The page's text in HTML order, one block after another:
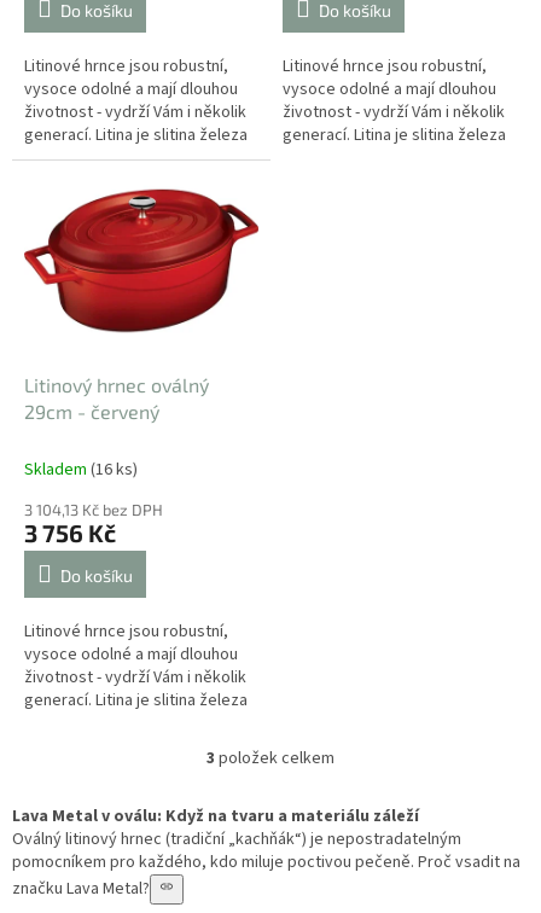
Do košíku
Litinové hrnce jsou robustní,
vysoce odolné a mají dlouhou
životnost - vydrží Vám i několik
generací. Litina je slitina železa
s uhlíkem, která přináší...
Do košíku
Litinové hrnce jsou robustní,
vysoce odolné a mají dlouhou
životnost - vydrží Vám i několik
generací. Litina je slitina železa
Litinový hrnec oválný
29cm - červený
Skladem (16 ks)
3 104,13 Kč bez DPH
3 756 Kč
Do košíku
Litinové hrnce jsou robustní,
vysoce odolné a mají dlouhou
životnost - vydrží Vám i několik
generací. Litina je slitina železa
O
l
á
d
3 položek celkem
Lava Metal v oválu: Když na tvaru a materiálu záleží
Oválný litinový hrnec (tradiční „kachňák“) je nepostradatelným
pomocníkem pro každého, kdo miluje poctivou pečeně. Proč vsadit na
značku Lava Metal?